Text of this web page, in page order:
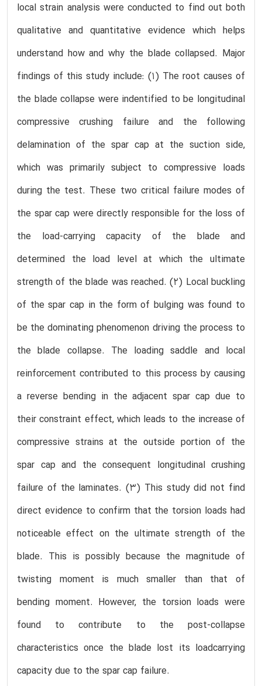
local strain analysis were conducted to find out both
qualitative and quantitative evidence which helps
understand how and why the blade collapsed. Major
findings of this study include: (1) The root causes of
the blade collapse were indentified to be longitudinal
compressive crushing failure and the following
delamination of the spar cap at the suction side,
which was primarily subject to compressive loads
during the test. These two critical failure modes of
the spar cap were directly responsible for the loss of
the load-carrying capacity of the blade and
determined the load level at which the ultimate
strength of the blade was reached. (2) Local buckling
of the spar cap in the form of bulging was found to
be the dominating phenomenon driving the process to
the blade collapse. The loading saddle and local
reinforcement contributed to this process by causing
a reverse bending in the adjacent spar cap due to
their constraint effect, which leads to the increase of
compressive strains at the outside portion of the
spar cap and the consequent longitudinal crushing
failure of the laminates. (3) This study did not find
direct evidence to confirm that the torsion loads had
noticeable effect on the ultimate strength of the
blade. This is possibly because the magnitude of
twisting moment is much smaller than that of
bending moment. However, the torsion loads were
found to contribute to the post-collapse
characteristics once the blade lost its loadcarrying
capacity due to the spar cap failure.